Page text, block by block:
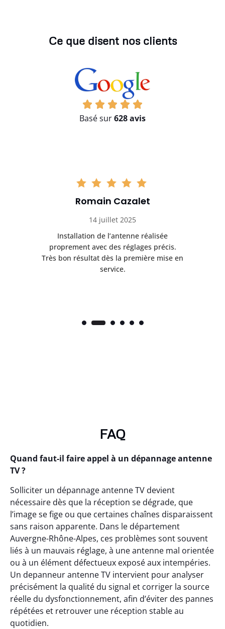
Ce que disent nos clients
Basé sur628 avis
Romain Cazalet
14 juillet 2025
Installation de l’antenne réalisée
proprement avec des réglages précis.
Très bon résultat dès la première mise en
service.
FAQ
Quand faut-il faire appel à un dépannage antenne
TV ?
Solliciter un dépannage antenne TV devient
nécessaire dès que la réception se dégrade, que
l’image se fige ou que certaines chaînes disparaissent
sans raison apparente. Dans le département
Auvergne-Rhône-Alpes, ces problèmes sont souvent
liés à un mauvais réglage, à une antenne mal orientée
ou à un élément défectueux exposé aux intempéries.
Un depanneur antenne TV intervient pour analyser
précisément la qualité du signal et corriger la source
réelle du dysfonctionnement, afin d’éviter des pannes
répétées et retrouver une réception stable au
quotidien.